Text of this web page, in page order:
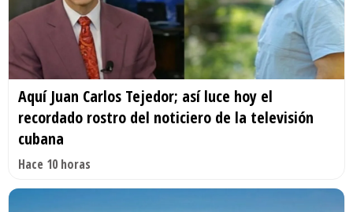
Aquí Juan Carlos Tejedor; así luce hoy el
recordado rostro del noticiero de la televisión
cubana
Hace 10 horas